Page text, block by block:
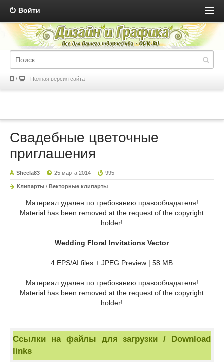
Войти
Полная версия сайта
Свадебные цветочные
приглашения
Sheela83 25 марта 2014 995
Клипарты / Векторные клипарты
Материал удален по требованию правообладателя!
Material has been removed at the request of the copyright
holder!
Wedding Floral Invitations Vector
4 EPS/AI files + JPEG Preview | 58 MB
Материал удален по требованию правообладателя!
Material has been removed at the request of the copyright
holder!
Ссылки на файлы для загрузки / Download
links